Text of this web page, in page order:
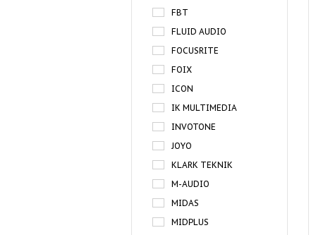
FBT
FLUID AUDIO
FOCUSRITE
FOIX
ICON
IK MULTIMEDIA
INVOTONE
JOYO
KLARK TEKNIK
M-AUDIO
MIDAS
MIDPLUS